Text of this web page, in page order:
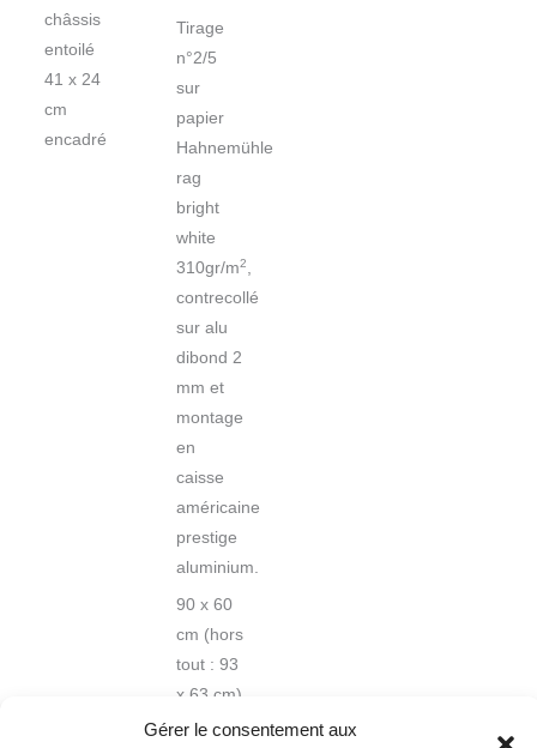
Gérer le consentement aux
châssis
entoilé
41 x 24
cm
encadré
Tirage
n°2/5
sur
papier
Hahnemühle
rag
bright
white
310gr/m2
contrecollé
sur alu
dibond 2
mm et
montage
en
caisse
américaine
prestige
aluminium.
90 x 60
cm (hors
tout : 93
x 63 cm)